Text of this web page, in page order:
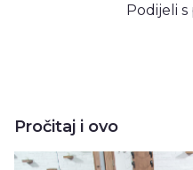
Podijeli
Pročitaj i ovo